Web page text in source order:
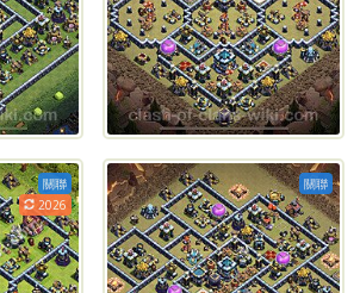
關聯
2026
關聯